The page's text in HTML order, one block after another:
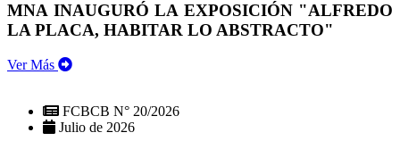
MNA INAUGURÓ LA EXPOSICIÓN "ALFREDO
LA PLACA, HABITAR LO ABSTRACTO"
Ver Más
FCBCB N° 20/2026
Julio de 2026